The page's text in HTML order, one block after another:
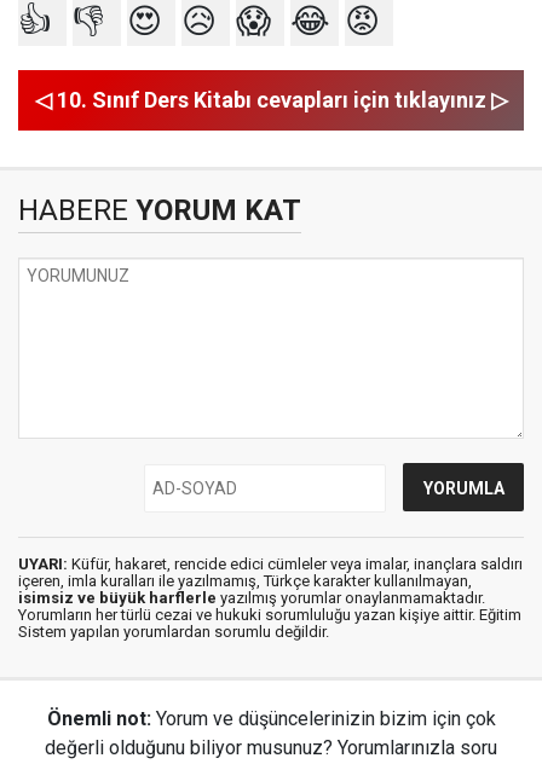
👍 👎 😍 😥 😱 😂 😡
◁ 10. Sınıf Ders Kitabı cevapları için tıklayınız ▷
HABERE YORUM KAT
UYARI: Küfür, hakaret, rencide edici cümleler veya imalar, inançlara saldırı
içeren, imla kuralları ile yazılmamış, Türkçe karakter kullanılmayan,
isimsiz ve büyük harflerle yazılmış yorumlar onaylanmamaktadır.
Yorumların her türlü cezai ve hukuki sorumluluğu yazan kişiye aittir. Eğitim
Sistem yapılan yorumlardan sorumlu değildir.
Önemli not: Yorum ve düşüncelerinizin bizim için çok
değerli olduğunu biliyor musunuz? Yorumlarınızla soru